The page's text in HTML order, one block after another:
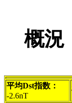
概況
平均Dst指数：
-2.6nT